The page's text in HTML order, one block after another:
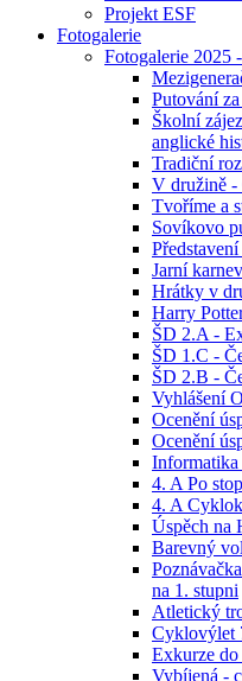
Projekt ESF
Fotogalerie
Fotogalerie 2025
Putování
Školní
anglické
Tradiční
V družině -
Tvoříme a
Sovíkovo
Jarní
Hrátky v
Harry
ŠD 2.A -
ŠD 1.C -
ŠD 2.B -
Vyhlášení
Ocenění
Ocenění
4. A Po
4. A
Úspěch na
Barevný
na 1. stupni
Atletický
Cyklovýlet
Exkurze
Vybíjená -